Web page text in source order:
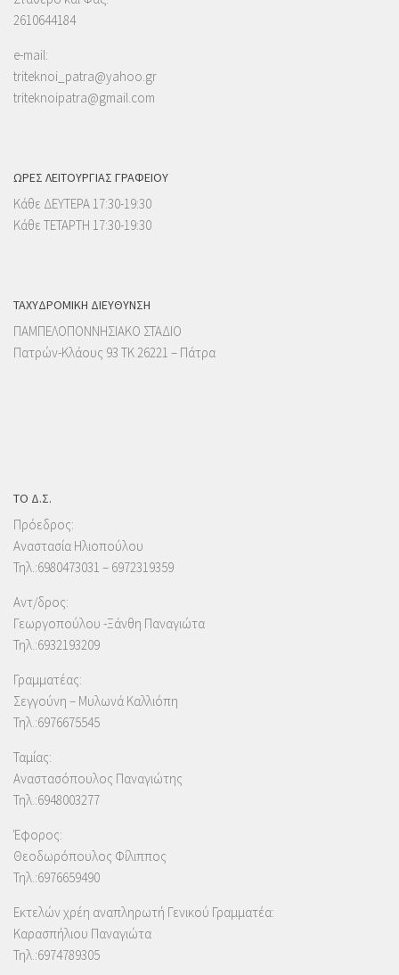
2610644184
e-mail:
triteknoi_patra@yahoo.gr
triteknoipatra@gmail.com
ΩΡΕΣ ΛΕΙΤΟΥΡΓΙΑΣ ΓΡΑΦΕΙΟΥ
Κάθε ΔΕΥΤΕΡΑ 17:30-19:30
Κάθε ΤΕΤΑΡΤΗ 17:30-19:30
ΤΑΧΥΔΡΟΜΙΚΉ ΔΙΕΎΘΥΝΣΗ
ΠΑΜΠΕΛΟΠΟΝΝΗΣΙΑΚΟ ΣΤΑΔΙΟ
Πατρών-Κλάους 93 ΤΚ 26221 – Πάτρα
ΤΟ Δ.Σ.
Πρόεδρος:
Αναστασία Ηλιοπούλου
Τηλ.:6980473031 – 6972319359
Αντ/δρος:
Γεωργοπούλου -Ξάνθη Παναγιώτα
Τηλ.:6932193209
Γραμματέας:
Σεγγούνη – Μυλωνά Καλλιόπη
Τηλ.:6976675545
Ταμίας:
Αναστασόπουλος Παναγιώτης
Τηλ.:6948003277
Έφορος:
Θεοδωρόπουλος Φίλιππος
Τηλ.:6976659490
Εκτελών χρέη αναπληρωτή Γενικού Γραμματέα:
Καρασπήλιου Παναγιώτα
Τηλ.:6974789305